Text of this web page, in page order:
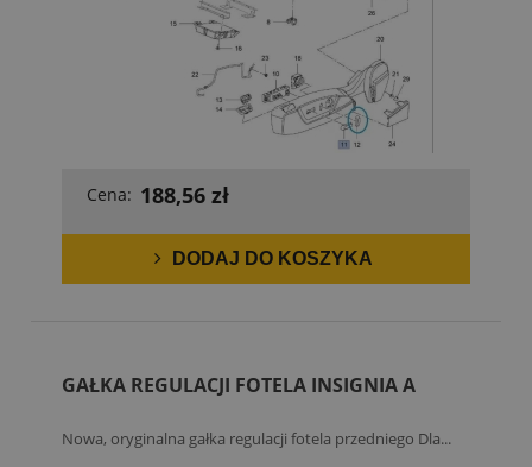
Cena: 188,56 zł
DODAJ DO KOSZYKA
GAŁKA REGULACJI FOTELA INSIGNIA A
Nowa, oryginalna gałka regulacji fotela przedniego Dla...